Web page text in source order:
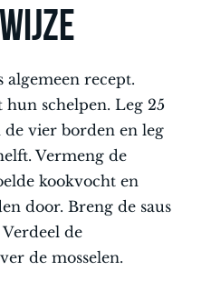
algemeen recept.
schelpen. Leg 25
de vier borden en leg
Vermeng de
kookvocht en
door. Breng de saus
de
de mosselen.